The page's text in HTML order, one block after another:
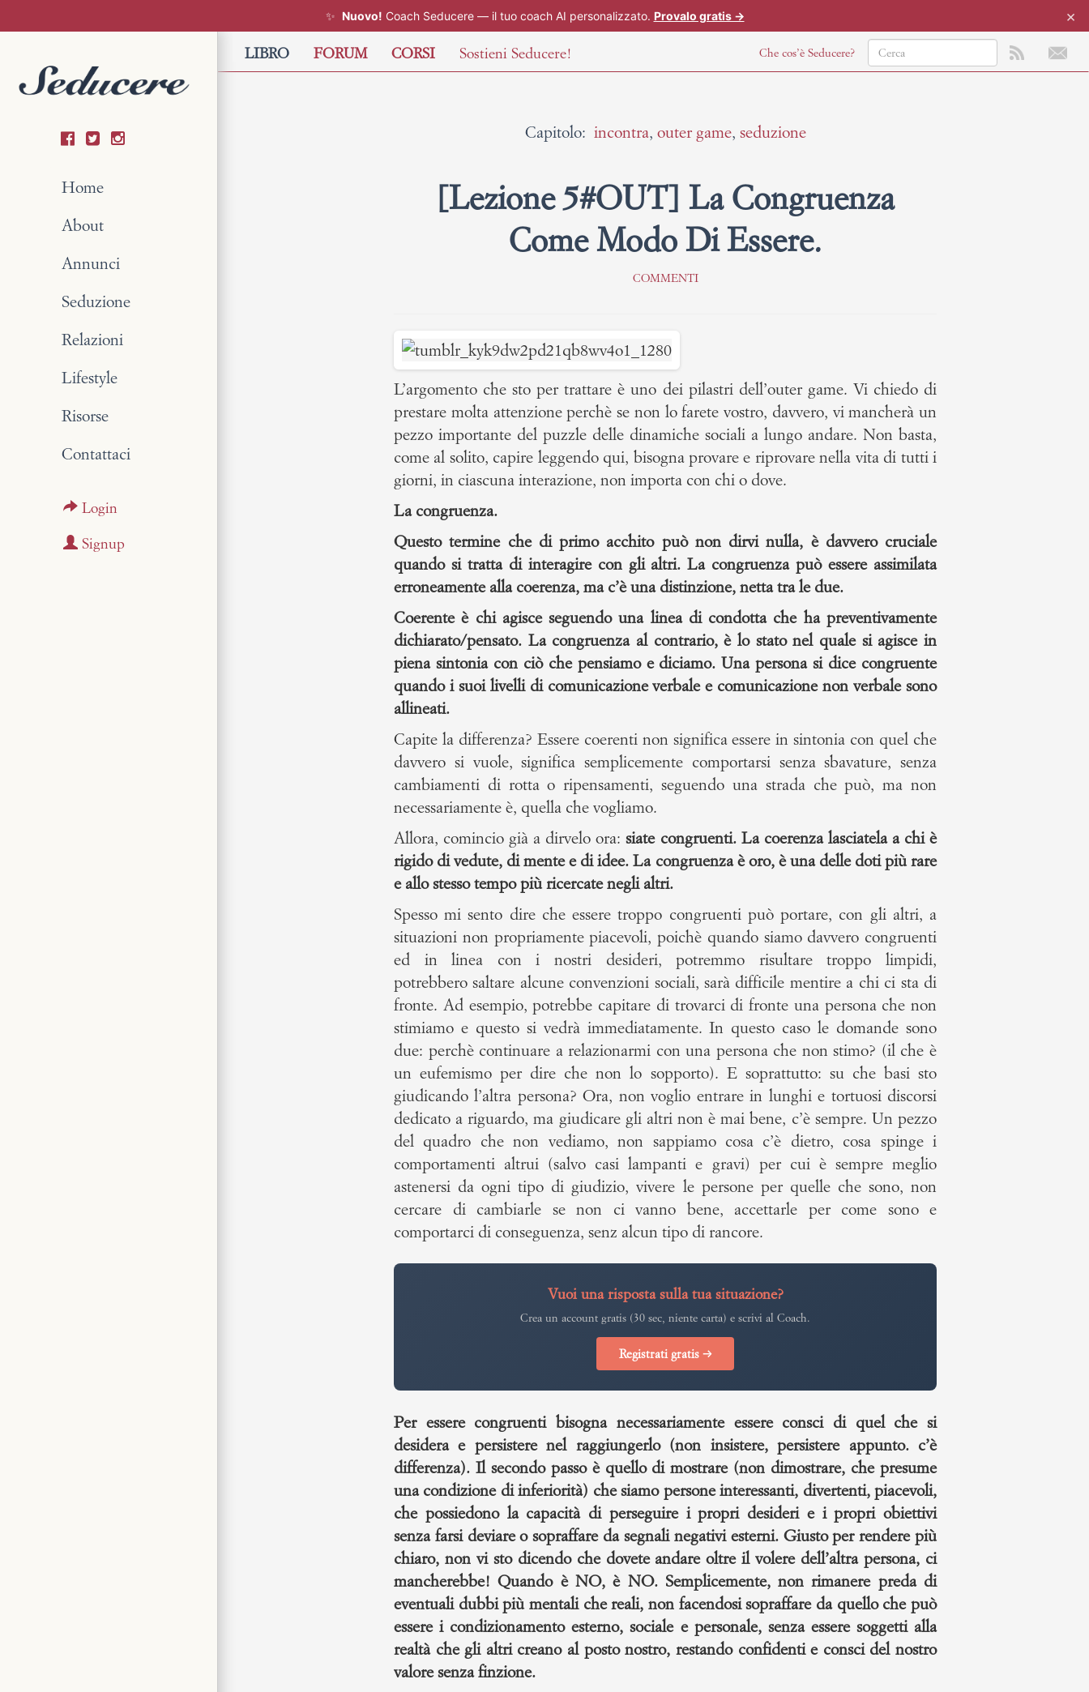
✨ Nuovo! Coach Seducere — il tuo coach AI personalizzato. Provalo gratis → ×
content
LIBRO FORUM CORSI Sostieni Seducere! Che cos’è Seducere?
Home
About
Annunci
Seduzione
Relazioni
Lifestyle
Risorse
Contattaci
Login
Signup
Capitolo: incontra, outer game, seduzione
[Lezione 5#OUT] La Congruenza
Come Modo Di Essere.
COMMENTI
L’argomento che sto per trattare è uno dei pilastri dell’outer game. Vi chiedo di
prestare molta attenzione perchè se non lo farete vostro, davvero, vi mancherà un
pezzo importante del puzzle delle dinamiche sociali a lungo andare. Non basta,
come al solito, capire leggendo qui, bisogna provare e riprovare nella vita di tutti i
giorni, in ciascuna interazione, non importa con chi o dove.
La congruenza.
Questo termine che di primo acchito può non dirvi nulla, è davvero cruciale
quando si tratta di interagire con gli altri. La congruenza può essere assimilata
erroneamente alla coerenza, ma c’è una distinzione, netta tra le due.
Coerente è chi agisce seguendo una linea di condotta che ha preventivamente
dichiarato/pensato. La congruenza al contrario, è lo stato nel quale si agisce in
piena sintonia con ciò che pensiamo e diciamo. Una persona si dice congruente
quando i suoi livelli di comunicazione verbale e comunicazione non verbale sono
allineati.
Capite la differenza? Essere coerenti non significa essere in sintonia con quel che
davvero si vuole, significa semplicemente comportarsi senza sbavature, senza
cambiamenti di rotta o ripensamenti, seguendo una strada che può, ma non
necessariamente è, quella che vogliamo.
Allora, comincio già a dirvelo ora:siate congruenti. La coerenza lasciatela a chi è
rigido di vedute, di mente e di idee. La congruenza è oro, è una delle doti più rare
e allo stesso tempo più ricercate negli altri.
Spesso mi sento dire che essere troppo congruenti può portare, con gli altri, a
situazioni non propriamente piacevoli, poichè quando siamo davvero congruenti
ed in linea con i nostri desideri, potremmo risultare troppo limpidi,
potrebbero saltare alcune convenzioni sociali, sarà difficile mentire a chi ci sta di
fronte. Ad esempio, potrebbe capitare di trovarci di fronte una persona che non
stimiamo e questo si vedrà immediatamente. In questo caso le domande sono
due: perchè continuare a relazionarmi con una persona che non stimo? (il che è
un eufemismo per dire che non lo sopporto). E soprattutto: su che basi sto
giudicando l’altra persona? Ora, non voglio entrare in lunghi e tortuosi discorsi
dedicato a riguardo, ma giudicare gli altri non è mai bene, c’è sempre. Un pezzo
del quadro che non vediamo, non sappiamo cosa c’è dietro, cosa spinge i
comportamenti altrui (salvo casi lampanti e gravi) per cui è sempre meglio
astenersi da ogni tipo di giudizio, vivere le persone per quelle che sono, non
cercare di cambiarle se non ci vanno bene, accettarle per come sono e
comportarci di conseguenza, senz alcun tipo di rancore.
Vuoi una risposta sulla tua situazione?
Crea un account gratis (30 sec, niente carta) e scrivi al Coach.
Registrati gratis →
Per essere congruenti bisogna necessariamente essere consci di quel che si
desidera e persistere nel raggiungerlo (non insistere, persistere appunto. c’è
differenza). Il secondo passo è quello di mostrare (non dimostrare, che presume
una condizione di inferiorità) che siamo persone interessanti, divertenti, piacevoli,
che possiedono la capacità di perseguire i propri desideri e i propri obiettivi
senza farsi deviare o sopraffare da segnali negativi esterni. Giusto per rendere più
chiaro, non vi sto dicendo che dovete andare oltre il volere dell’altra persona, ci
mancherebbe! Quando è NO, è NO. Semplicemente, non rimanere preda di
eventuali dubbi più mentali che reali, non facendosi sopraffare da quello che può
essere i condizionamento esterno, sociale e personale, senza essere soggetti alla
realtà che gli altri creano al posto nostro, restando confidenti e consci del nostro
valore senza finzione.